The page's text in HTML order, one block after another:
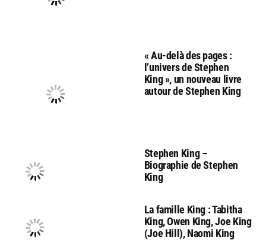
« Au-delà des pages :
l’univers de Stephen
King », un nouveau livre
autour de Stephen King
Stephen King –
Biographie de Stephen
King
La famille King : Tabitha
King, Owen King, Joe King
(Joe Hill), Naomi King